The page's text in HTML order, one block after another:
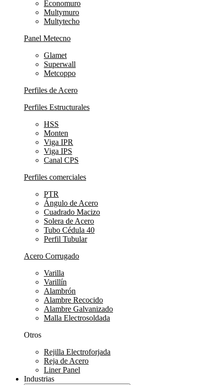
Economuro
Multymuro
Multytecho
Panel Metecno
Glamet
Superwall
Metcoppo
Perfiles de Acero
Perfiles Estructurales
HSS
Monten
Viga IPR
Viga IPS
Canal CPS
Perfiles comerciales
PTR
Ángulo de Acero
Cuadrado Macizo
Solera de Acero
Tubo Cédula 40
Perfil Tubular
Acero Corrugado
Varilla
Varillín
Alambrón
Alambre Recocido
Alambre Galvanizado
Malla Electrosoldada
Otros
Rejilla Electroforjada
Reja de Acero
Liner Panel
Industrias